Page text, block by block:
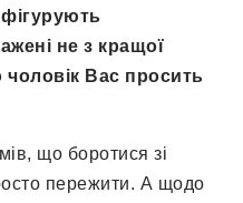
не з кращої
Вас просить
що боротися зі
пережити. А щодо